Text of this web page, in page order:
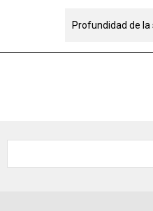
Profundidad de la